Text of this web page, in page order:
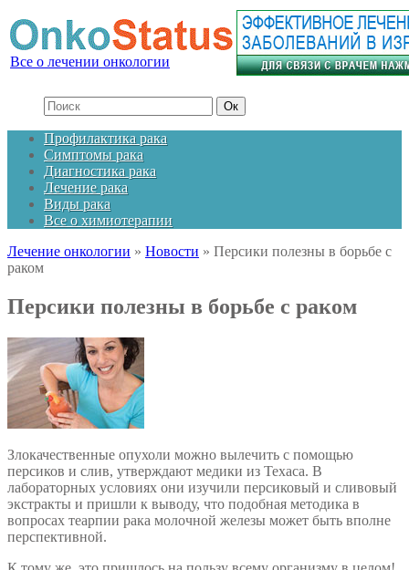
Все о лечении онкологии
Профилактика рака
Симптомы рака
Диагностика рака
Лечение рака
Виды рака
Все о химиотерапии
Лечение онкологии » Новости » Персики полезны в борьбе с
раком
Персики полезны в борьбе с раком
Злокачественные опухоли можно вылечить с помощью
персиков и слив, утверждают медики из Техаса. В
лабораторных условиях они изучили персиковый и сливовый
экстракты и пришли к выводу, что подобная методика в
вопросах теарпии рака молочной железы может быть вполне
перспективной.